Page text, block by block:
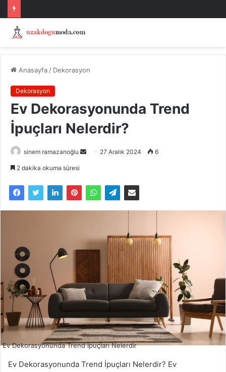
Anasayfa / Dekorasyon
Dekorasyon
Ev Dekorasyonunda Trend
İpuçları Nelerdir?
sinem ramazanoğlu
Bir
göndermek
27 Aralık 2024 6
2 dakika okuma süresi
Ev Dekorasyonunda Trend İpuçları Nelerdir
Ev Dekorasyonunda Trend İpuçları Nelerdir? Ev